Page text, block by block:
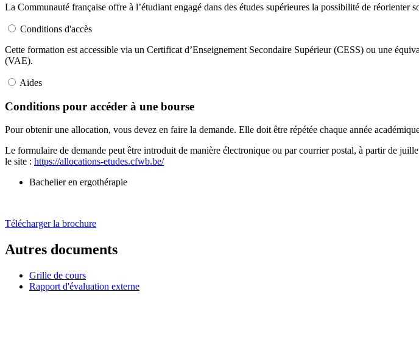
La Communauté française offre à l’étudiant engagé dans des études supérieures la possibilité de
Conditions d'accès
Cette formation est accessible via un Certificat d’Enseignement Secondaire Supérieur (CESS) ou une
(VAE).
Aides
Conditions pour accéder à une bourse
Pour obtenir une allocation, vous devez en faire la demande. Elle doit être répétée chaque année
Le formulaire de demande peut être introduit de manière électronique ou par courrier postal, à partir de
le site : https://allocations-etudes.cfwb.be/
Bachelier en ergothérapie
Télécharger la brochure
Autres documents
Grille de cours
Rapport d'évaluation externe